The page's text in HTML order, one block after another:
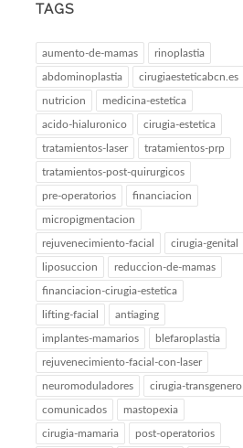
TAGS
aumento-de-mamas rinoplastia
abdominoplastia cirugiaesteticabcn.es
nutricion medicina-estetica
acido-hialuronico cirugia-estetica
tratamientos-laser tratamientos-prp
tratamientos-post-quirurgicos
pre-operatorios financiacion
micropigmentacion
rejuvenecimiento-facial cirugia-genital
liposuccion reduccion-de-mamas
financiacion-cirugia-estetica
lifting-facial antiaging
implantes-mamarios blefaroplastia
rejuvenecimiento-facial-con-laser
neuromoduladores cirugia-transgenero
comunicados mastopexia
cirugia-mamaria post-operatorios